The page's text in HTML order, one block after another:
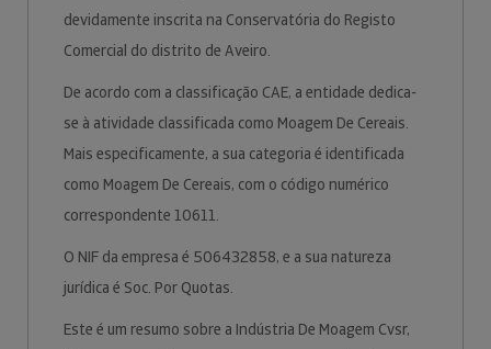
devidamente inscrita na Conservatória do Registo
Comercial do distrito de Aveiro.
De acordo com a classificação CAE, a entidade dedica-
se à atividade classificada como Moagem De Cereais.
Mais especificamente, a sua categoria é identificada
como Moagem De Cereais, com o código numérico
correspondente 10611.
O NIF da empresa é 506432858, e a sua natureza
jurídica é Soc. Por Quotas.
Este é um resumo sobre a Indústria De Moagem Cvsr,